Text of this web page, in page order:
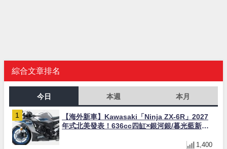
綜合文章排名
今日 本週 本月
【海外新車】Kawasaki「Ninja ZX-6R」2027
年式北美發表！636cc四缸×銀河銀/暮光藍新色
1,400